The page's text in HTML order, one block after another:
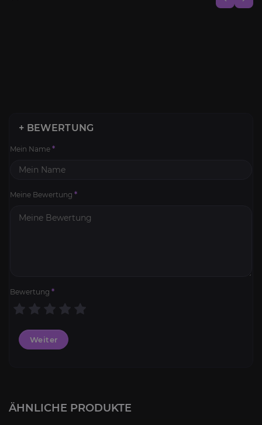
+ BEWERTUNG
Mein Name *
Meine Bewertung *
Bewertung *
Weiter
ÄHNLICHE PRODUKTE